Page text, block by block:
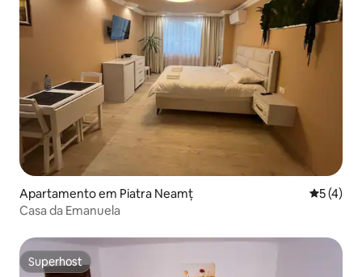
Apartamento em Piatra Neamț
5 (4)
Casa da Emanuela
Superhost
Superhost